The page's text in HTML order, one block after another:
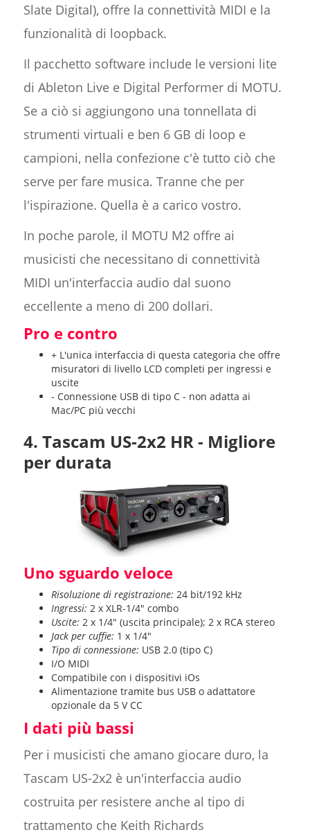
Slate Digital), offre la connettività MIDI e la
funzionalità di loopback.
Il pacchetto software include le versioni lite
di Ableton Live e Digital Performer di MOTU.
Se a ciò si aggiungono una tonnellata di
strumenti virtuali e ben 6 GB di loop e
campioni, nella confezione c'è tutto ciò che
serve per fare musica. Tranne che per
l'ispirazione. Quella è a carico vostro.
In poche parole, il MOTU M2 offre ai
musicisti che necessitano di connettività
MIDI un'interfaccia audio dal suono
eccellente a meno di 200 dollari.
Pro e contro
+ L'unica interfaccia di questa categoria che offre
misuratori di livello LCD completi per ingressi e
uscite
- Connessione USB di tipo C - non adatta ai
Mac/PC più vecchi
4. Tascam US-2x2 HR - Migliore
per durata
Uno sguardo veloce
Risoluzione di registrazione: 24 bit/192 kHz
Ingressi: 2 x XLR-1/4" combo
Uscite: 2 x 1/4" (uscita principale); 2 x RCA stereo
Jack per cuffie: 1 x 1/4"
Tipo di connessione: USB 2.0 (tipo C)
I/O MIDI
Compatibile con i dispositivi iOs
Alimentazione tramite bus USB o adattatore
opzionale da 5 V CC
I dati più bassi
Per i musicisti che amano giocare duro, la
Tascam US-2x2 è un'interfaccia audio
costruita per resistere anche al tipo di
trattamento che Keith Richards